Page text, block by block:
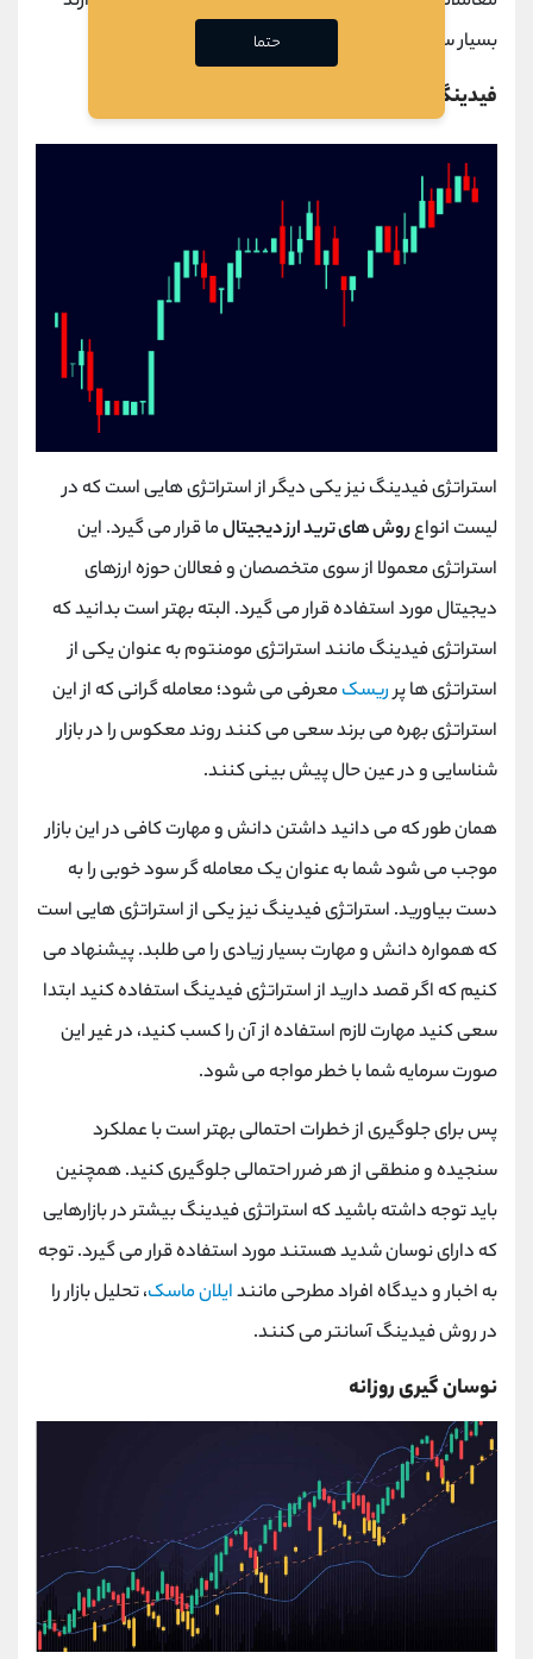
بسیار سخت و مشکل باشد.
فیدینگ یکی از روش های ترید ارز دیجیتال
استراتژی فیدینگ نیز یکی دیگر از استراتژی هایی است که در
لیست انواعروش های ترید ارز دیجیتالما قرار می گیرد. این
استراتژی معمولا از سوی متخصصان و فعالان حوزه ارزهای
دیجیتال مورد استفاده قرار می گیرد. البته بهتر است بدانید که
استراتژی فیدینگ مانند استراتژی مومنتوم به عنوان یکی از
استراتژی ها پرریسکمعرفی می شود؛ معامله گرانی که از این
استراتژی بهره می برند سعی می کنند روند معکوس را در بازار
شناسایی و در عین حال پیش بینی کنند.
همان طور که می دانید داشتن دانش و مهارت کافی در این بازار
موجب می شود شما به عنوان یک معامله گر سود خوبی را به
دست بیاورید. استراتژی فیدینگ نیز یکی از استراتژی هایی است
که همواره دانش و مهارت بسیار زیادی را می طلبد. پیشنهاد می
کنیم که اگر قصد دارید از استراتژی فیدینگ استفاده کنید ابتدا
سعی کنید مهارت لازم استفاده از آن را کسب کنید، در غیر این
صورت سرمایه شما با خطر مواجه می شود.
پس برای جلوگیری از خطرات احتمالی بهتر است با عملکرد
سنجیده و منطقی از هر ضرر احتمالی جلوگیری کنید. همچنین
باید توجه داشته باشید که استراتژی فیدینگ بیشتر در بازارهایی
که دارای نوسان شدید هستند مورد استفاده قرار می گیرد. توجه
به اخبار و دیدگاه‌ افراد مطرحی مانندایلان ماسک، تحلیل بازار را
در روش فیدینگ آسانتر می‌ کنند.
نوسان گیری روزانه
حتما